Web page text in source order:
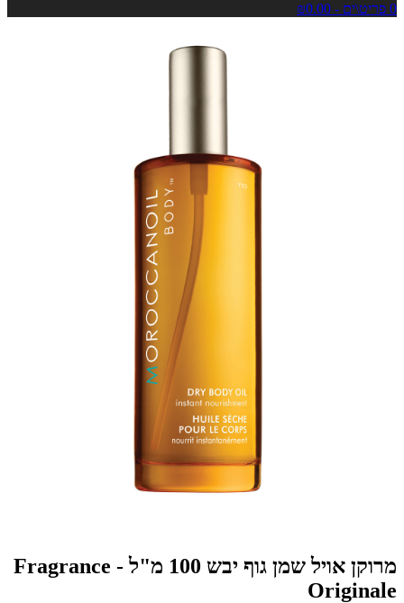
0 פריט\ים - ₪0.00
מרוקן אויל שמן גוף יבש 100 מ"ל - Fragrance
Originale